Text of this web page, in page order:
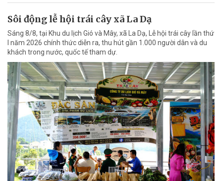
Sôi động lễ hội trái cây xã La Dạ
Sáng 8/8, tại Khu du lịch Gió và Mây, xã La Dạ, Lễ hội trái cây lần thứ
I năm 2026 chính thức diễn ra, thu hút gần 1.000 người dân và du
khách trong nước, quốc tế tham dự.